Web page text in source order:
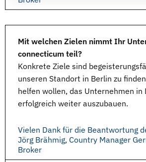
Mit welchen Zielen nimmt Ihr
connecticum teil?
Konkrete Ziele sind
unseren Standort in Berlin zu
helfen wollen, das Unternehmen in
erfolgreich weiter auszubauen.
Vielen Dank für die Beantwortung
Jörg Brähmig, Country Manager
Broker